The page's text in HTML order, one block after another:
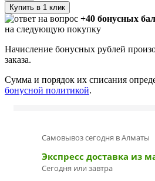
Купить в 1 клик
+40 бонусных
на следующую покупку
Начисление бонусных рублей
заказа.
Сумма и порядок их списания
бонусной политикой.
Самовывоз сегодня в Алматы
Экспресс доставка из
Сегодня или завтра